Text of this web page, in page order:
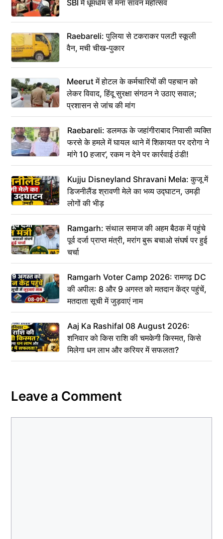
SBI में धूमधाम से मना सावन महोत्सव
Raebareli: पुलिया से टकराकर पलटी स्कूली
वैन, मची चीख-पुकार
Meerut में होटल के कर्मचारियों की पहचान को
लेकर विवाद, हिंदू सुरक्षा संगठन ने उठाए सवाल;
प्रशासन से जांच की मांग
Raebareli: डलमऊ के जहांगीराबाद निवासी व्यक्ति
फरसे के हमले में घायल थाने में शिकायत पर दरोगा ने
मांगे 10 हजार’, रकम न देने पर कार्रवाई ठंडी!
Kujju Disneyland Shravani Mela: कुजू में
डिजनीलैंड श्रावणी मेले का भव्य उद्घाटन, उमड़ी
लोगों की भीड़
Ramgarh: संथाल समाज की अहम बैठक में पहुंचे
पूर्व दर्जा प्राप्त मंत्री, मरांग बुरू बचाओ संघर्ष पर हुई
चर्चा
Ramgarh Voter Camp 2026: रामगढ़ DC
की अपील: 8 और 9 अगस्त को मतदान केंद्र पहुंचें,
मतदाता सूची में जुड़वाएं नाम
Aaj Ka Rashifal 08 August 2026:
शनिवार को किस राशि की चमकेगी किस्मत, किसे
मिलेगा धन लाभ और करियर में सफलता?
Leave a Comment